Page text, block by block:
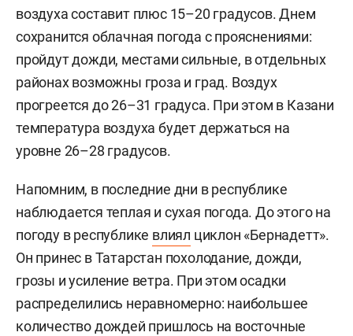
воздуха составит плюс 15–20 градусов. Днем
сохранится облачная погода с прояснениями:
пройдут дожди, местами сильные, в отдельных
районах возможны гроза и град. Воздух
прогреется до 26–31 градуса. При этом в Казани
температура воздуха будет держаться на
уровне 26–28 градусов.
Напомним, в последние дни в республике
наблюдается теплая и сухая погода. До этого на
погоду в республике влиял циклон «Бернадетт».
Он принес в Татарстан похолодание, дожди,
грозы и усиление ветра. При этом осадки
распределились неравномерно: наибольшее
количество дождей пришлось на восточные